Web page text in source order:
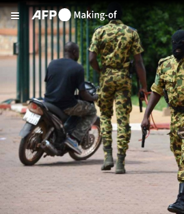
Aller au contenu principal